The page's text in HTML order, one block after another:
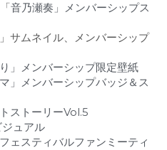
「音乃瀬奏」メンバーシップス
」サムネイル、メンバーシップ
」メンバーシップ限定壁紙
」メンバーシップバッジ＆ス
ストーリーVol.5
ジュアル
ェスティバルファンミーティ